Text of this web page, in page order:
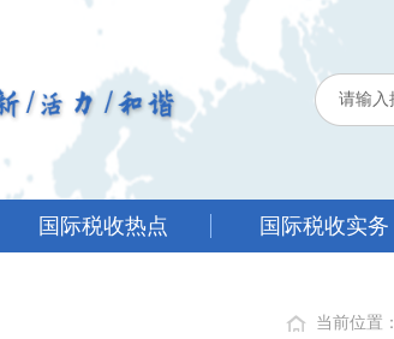
国际税收热点 国际税收实务
当前位置：